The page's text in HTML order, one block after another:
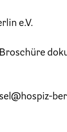
Berliner
e.V.